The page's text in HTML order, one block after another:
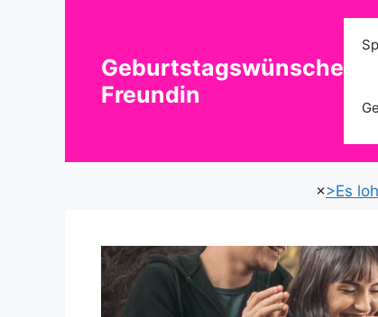
Geburtstagswünsche
Freundin
×>Es